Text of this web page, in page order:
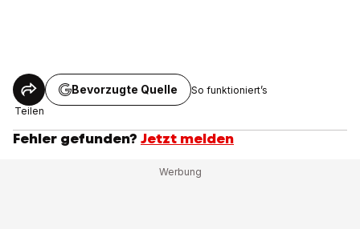
Teilen
Bevorzugte Quelle So funktioniert’s
Fehler gefunden? Jetzt melden